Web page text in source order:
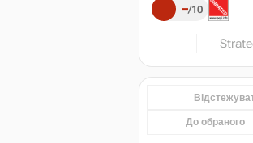
– 10
До обраного